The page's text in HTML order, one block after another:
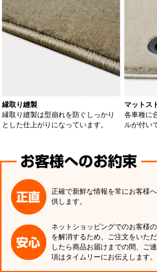
縁取り縫製
縁取り縫製は型崩れを防ぐしっかり
とした仕上がりになっています。
マットス
各車種に
ルが付い
正確で新鮮な情報を常にお客様
供します。
ネットショッピングでのお客様
を解消するため、ご注文をいた
したら商品お届けまでの間、ご
項はタイムリーにお伝えします。